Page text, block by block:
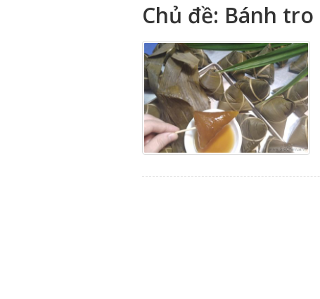
Chủ đề: Bánh